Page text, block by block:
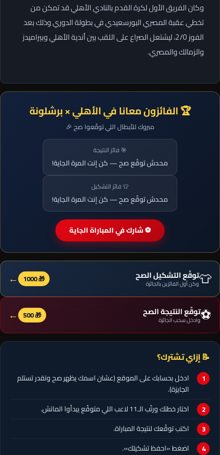
وكان الفريق الأول لكرة القدم بالنادي الأهلي قد تمكن من
تخطي عقبة المصري البورسعيدي في بطولة الدوري وذلك بعد
الفوز 2/0، ليشتعل الصراع على اللقب بين أندية الأهلي وبيراميدز
والزمالك والمصري.
🏆 الفائزون معانا في الأهلي × برشلونة
مبروك للأبطال اللي توقّعوا صح 🎉
🎯 فائز النتيجة
محدش توقّع صح — كن إنت المرة الجاية!
👕 فائز التشكيل
محدش توقّع صح — كن إنت المرة الجاية!
⚽ شارك في المباراة الجاية
👕توقّع التشكيل الصح
وكن أول الفائزين بالجائزة 🎁 1000
←
⚽توقّع النتيجة الصح
وادخل سحب الجائزة 🎁 500
←
📝 إزاي تشترك؟
ادخل بحسابك على الموقع (عشان اسمك يظهر صح وتقدر تستلم
الجايزة).
اختار خطتك ورتّب الـ11 لاعب اللي متوقّع يبدأوا الماتش.
اكتب توقّعك لنتيجة المباراة.
اضغط «احفظ تشكيلك».